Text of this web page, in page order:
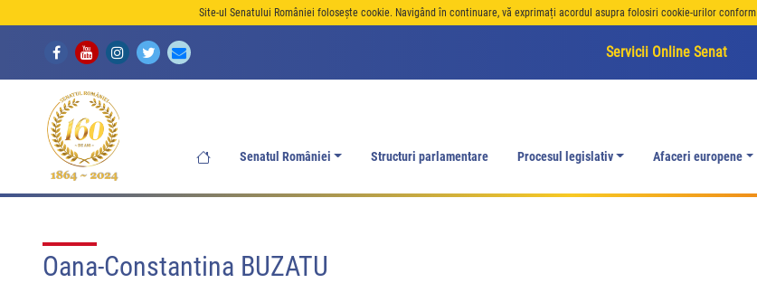
Site-ul Senatului României folosește cookie. Navigând în continuare, vă exprimați acordul asupra folosiri cookie-urilor conform
Servicii Online Senat
Senatul României Structuri parlamentare Procesul legislativ Afaceri europene
Oana-Constantina BUZATU